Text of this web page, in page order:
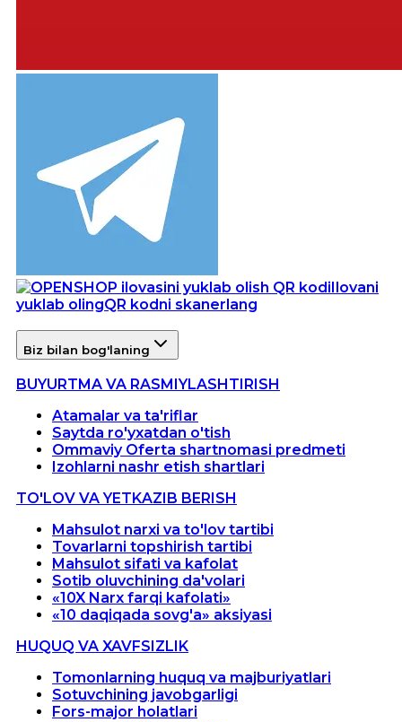
Ilovani
yuklab olingQR kodni skanerlang
Biz bilan bog'laning
BUYURTMA VA RASMIYLASHTIRISH
Atamalar va ta'riflar
Saytda ro'yxatdan o'tish
Ommaviy Oferta shartnomasi predmeti
Izohlarni nashr etish shartlari
TO'LOV VA YETKAZIB BERISH
Mahsulot narxi va to'lov tartibi
Tovarlarni topshirish tartibi
Mahsulot sifati va kafolat
Sotib oluvchining da'volari
«10X Narx farqi kafolati»
«10 daqiqada sovg'a» aksiyasi
HUQUQ VA XAVFSIZLIK
Tomonlarning huquq va majburiyatlari
Sotuvchining javobgarligi
Fors-major holatlari